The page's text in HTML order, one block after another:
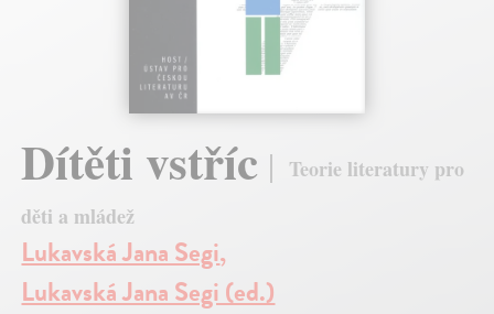
Dítěti vstříc
Teorie literatury pro
děti a mládež
Lukavská Jana Segi,
Lukavská Jana Segi (ed.)